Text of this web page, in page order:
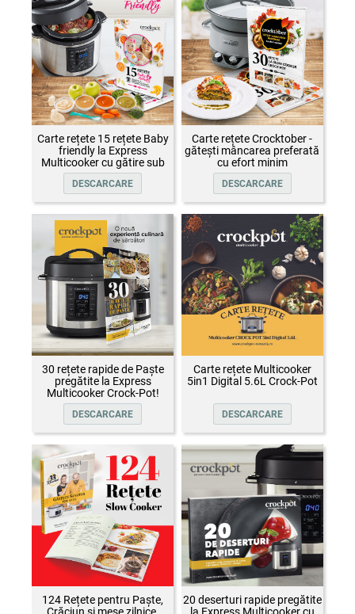
Carte rețete 15 rețete Baby
friendly la Express
Multicooker cu gătire sub
presiune Crock-Pot
DESCARCARE
Carte rețete Crocktober -
gătești mâncarea preferată
cu efort minim
DESCARCARE
30 rețete rapide de Paște
pregătite la Express
Multicooker Crock-Pot!
DESCARCARE
Carte rețete Multicooker
5in1 Digital 5.6L Crock-Pot
DESCARCARE
124 Rețete pentru Paște,
Crăciun și mese zilnice,
20 deserturi rapide pregătite
la Express Multicooker cu